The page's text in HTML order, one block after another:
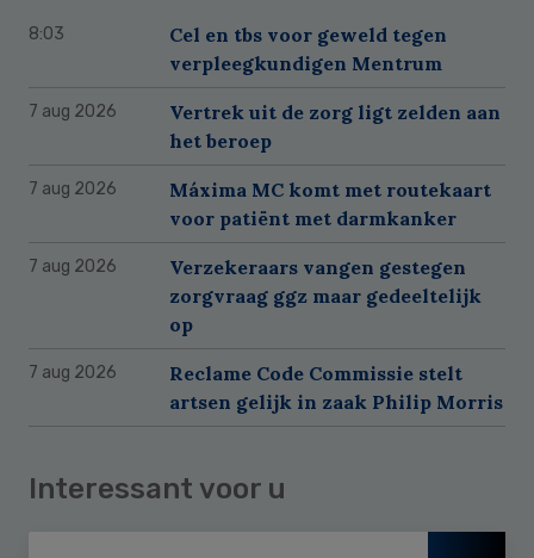
8:03
Cel en tbs voor geweld tegen
verpleegkundigen Mentrum
7 aug 2026
Vertrek uit de zorg ligt zelden aan
het beroep
7 aug 2026
Máxima MC komt met routekaart
voor patiënt met darmkanker
7 aug 2026
Verzekeraars vangen gestegen
zorgvraag ggz maar gedeeltelijk
op
7 aug 2026
Reclame Code Commissie stelt
artsen gelijk in zaak Philip Morris
Interessant voor u